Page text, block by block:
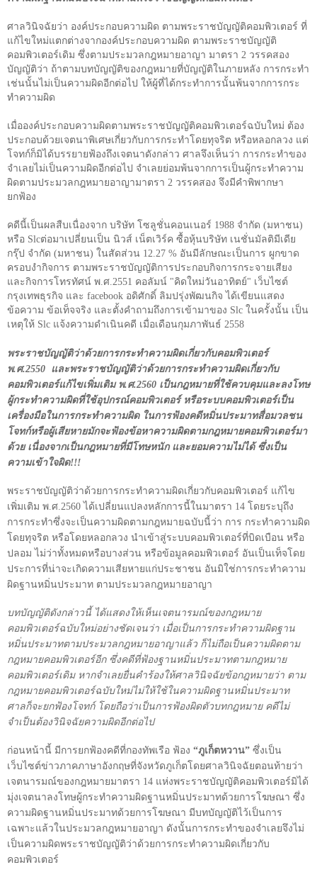
ศาลวินิจฉัยว่า องค์ประกอบความผิด ตามพระราชบัญญัติคอมพิวเตอร์ ที่
แก้ไขใหม่แตกต่างจากองค์ประกอบความผิด ตามพระราชบัญญัติ
คอมพิวเตอร์เดิม ซึ่งตามประมวลกฎหมายอาญา มาตรา 2 วรรคสอง
บัญญัติว่า ถ้าตามบทบัญญัติของกฎหมายที่บัญญัติในภายหลัง การกระทำ
เช่นนั้นไม่เป็นความผิดอีกต่อไป ให้ผู้ที่ได้กระทำการนั้นพ้นจากการกระ
ทำความผิด
เมื่อองค์ประกอบความผิดตามพระราชบัญญัติคอมพิวเตอร์ฉบับใหม่ ต้อง
ประกอบด้วยเจตนาพิเศษเกี่ยวกับการกระทำโดยทุจริต หรือหลอกลวง แต่
โจทก์ก็มิได้บรรยายฟ้องถึงเจตนาดังกล่าว ศาลจึงเห็นว่า การกระทำของ
จำเลยไม่เป็นความผิดอีกต่อไป จำเลยย่อมพ้นจากการเป็นผู้กระทำความ
ผิดตามประมวลกฎหมายอาญามาตรา 2 วรรคสอง จึงมีคำพิพากษา
ยกฟ้อง
คดีนี้เป็นผลสืบเนื่องจาก บริษัท โซลูชั่นคอนเนอร์ 1988 จำกัด (มหาชน)
หรือ Slcต่อมาเปลี่ยนเป็น นิวส์ เน็ตเวิร์ค ซื้อหุ้นบริษัท เนชั่นมัลติมีเดีย
กรุ๊ป จำกัด (มหาชน) ในสัดส่วน 12.27 % อันมีลักษณะเป็นการ ผูกขาด
ครอบงำกิจการ ตามพระราชบัญญัติการประกอบกิจการกระจายเสียง
และกิจการโทรทัศน์ พ.ศ. 2551 คอลัมน์ "คิดใหม่วันอาทิตย์" เว็บไซต์
กรุงเทพธุรกิจ และ facebook อดิศักดิ์ ลิมปรุ่งพัฒนกิจ ได้เขียนแสดง
ข้อความ ข้อเท็จจริง และตั้งคำถามถึงการเข้ามาของ Slc ในครั้งนั้น เป็น
เหตุให้ Slc แจ้งความดำเนินคดี เมื่อเดือนกุมภาพันธ์ 2558
พระราชบัญญัติว่าด้วยการกระทำความผิดเกี่ยวกับคอมพิวเตอร์
พ.ศ.2550 และพระราชบัญญัติว่าด้วยการกระทำความผิดเกี่ยวกับ
คอมพิวเตอร์แก้ไขเพิ่มเติม พ.ศ.2560 เป็นกฎหมายที่ใช้ควบคุมและลงโทษ
ผู้กระทำความผิดที่ใช้อุปกรณ์คอมพิวเตอร์ หรือระบบคอมพิวเตอร์เป็น
เครื่องมือในการกระทำความผิด ในการฟ้องคดีหมิ่นประมาทสื่อมวลชน
โจทก์หรือผู้เสียหายมักจะฟ้องข้อหาความผิดตามกฎหมายคอมพิวเตอร์มา
ด้วย เนื่องจากเป็นกฎหมายที่มีโทษหนัก และยอมความไม่ได้ ซึ่งเป็น
ความเข้าใจผิด!!!
พระราชบัญญัติว่าด้วยการกระทำความผิดเกี่ยวกับคอมพิวเตอร์ แก้ไข
เพิ่มเติม พ.ศ. 2560 ได้เปลี่ยนแปลงหลักการนี้ในมาตรา 14 โดยระบุถึง
การกระทำซึ่งจะเป็นความผิดตามกฎหมายฉบับนี้ว่า การ กระทำความผิด
โดยทุจริต หรือโดยหลอกลวง นำเข้าสู่ระบบคอมพิวเตอร์ที่บิดเบือน หรือ
ปลอม ไม่ว่าทั้งหมดหรือบางส่วน หรือข้อมูลคอมพิวเตอร์ อันเป็นเท็จโดย
ประการที่น่าจะเกิดความเสียหายแก่ประชาชน อันมิใช่การกระทำความ
ผิดฐานหมิ่นประมาท ตามประมวลกฎหมายอาญา
บทบัญญัติดังกล่าวนี้ ได้แสดงให้เห็นเจตนารมณ์ของกฎหมาย
คอมพิวเตอร์ฉบับใหม่อย่างชัดเจนว่า เมื่อเป็นการกระทำความผิดฐาน
หมิ่นประมาทตามประมวลกฎหมายอาญาแล้ว ก็ไม่ถือเป็นความผิดตาม
กฎหมายคอมพิวเตอร์อีก ซึ่งคดีที่ฟ้องฐานหมิ่นประมาทตามกฎหมาย
คอมพิวเตอร์เดิม หากจำเลยยื่นคำร้องให้ศาลวินิจฉัยข้อกฎหมายว่า ตาม
กฎหมายคอมพิวเตอร์ฉบับใหม่ไม่ให้ใช้ในความผิดฐานหมิ่นประมาท
ศาลก็จะยกฟ้องโจทก์ โดยถือว่าเป็นการฟ้องผิดตัวบทกฎหมาย คดีไม่
จำเป็นต้องวินิจฉัยความผิดอีกต่อไป
ก่อนหน้านี้ มีการยกฟ้องคดีที่กองทัพเรือ ฟ้อง “ภูเก็ตหวาน” ซึ่งเป็น
เว็บไซต์ข่าวภาคภาษาอังกฤษที่จังหวัดภูเก็ตโดยศาลวินิจฉัยตอนท้ายว่า
เจตนารมณ์ของกฎหมายมาตรา 14 แห่งพระราชบัญญัติคอมพิวเตอร์มิได้
มุ่งเจตนาลงโทษผู้กระทำความผิดฐานหมิ่นประมาทด้วยการโฆษณา ซึ่ง
ความผิดฐานหมิ่นประมาทด้วยการโฆษณา มีบทบัญญัติไว้เป็นการ
เฉพาะแล้วในประมวลกฎหมายอาญา ดังนั้นการกระทำของจำเลยจึงไม่
เป็นความผิดพระราชบัญญัติว่าด้วยการกระทำความผิดเกี่ยวกับ
คอมพิวเตอร์